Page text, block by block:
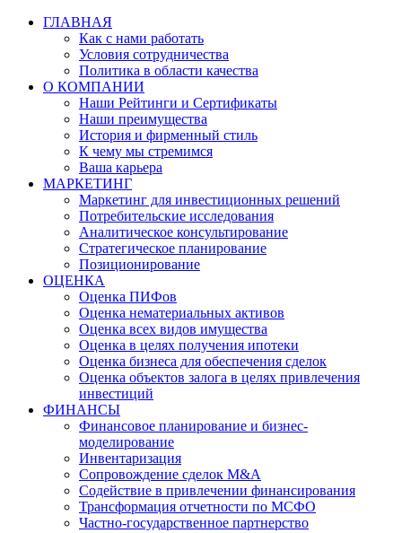
ГЛАВНАЯ
Как с нами работать
Условия сотрудничества
Политика в области качества
О КОМПАНИИ
Наши Рейтинги и Сертификаты
Наши преимущества
История и фирменный стиль
К чему мы стремимся
Ваша карьера
МАРКЕТИНГ
Маркетинг для инвестиционных решений
Потребительские исследования
Аналитическое консультирование
Стратегическое планирование
Позиционирование
ОЦЕНКА
Оценка ПИФов
Оценка нематериальных активов
Оценка всех видов имущества
Оценка в целях получения ипотеки
Оценка бизнеса для обеспечения сделок
Оценка объектов залога в целях привлечения
инвестиций
ФИНАНСЫ
Финансовое планирование и бизнес-
моделирование
Инвентаризация
Сопровождение сделок M&A
Содействие в привлечении финансирования
Трансформация отчетности по МСФО
Частно-государственное партнерство